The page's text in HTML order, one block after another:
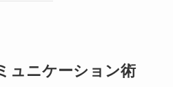
ュニケーション術